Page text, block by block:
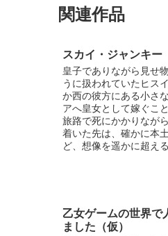
関連作品
スカイ・ジャンキー
皇子でありながら見せ
うに扱われていたヒス
か西の彼方にある小さ
アへ皇女として嫁ぐこ
旅路で死にかかりなが
着いた先は、確かに本
ど、想像を遥かに超える
乙女ゲームの世界で
ました（仮）